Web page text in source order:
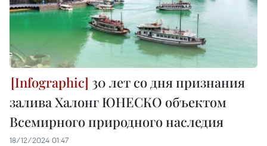
30 лет со дня признания
залива Халонг ЮНЕСКО объектом
Всемирного природного наследия
18/12/2024 01:47